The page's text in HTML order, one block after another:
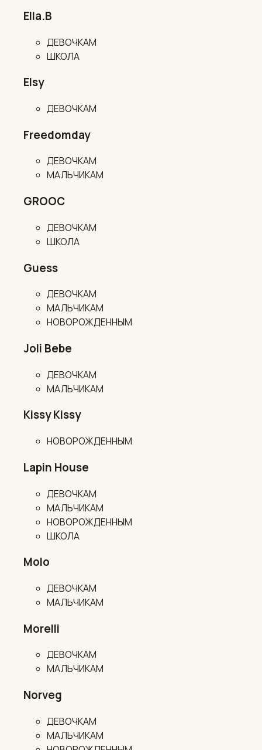
Ella.B
ДЕВОЧКАМ
ШКОЛА
Elsy
ДЕВОЧКАМ
Freedomday
ДЕВОЧКАМ
МАЛЬЧИКАМ
GROOC
ДЕВОЧКАМ
ШКОЛА
Guess
ДЕВОЧКАМ
МАЛЬЧИКАМ
НОВОРОЖДЕННЫМ
Joli Bebe
ДЕВОЧКАМ
МАЛЬЧИКАМ
Kissy Kissy
НОВОРОЖДЕННЫМ
Lapin House
ДЕВОЧКАМ
МАЛЬЧИКАМ
НОВОРОЖДЕННЫМ
ШКОЛА
Molo
ДЕВОЧКАМ
МАЛЬЧИКАМ
Morelli
ДЕВОЧКАМ
МАЛЬЧИКАМ
Norveg
ДЕВОЧКАМ
МАЛЬЧИКАМ